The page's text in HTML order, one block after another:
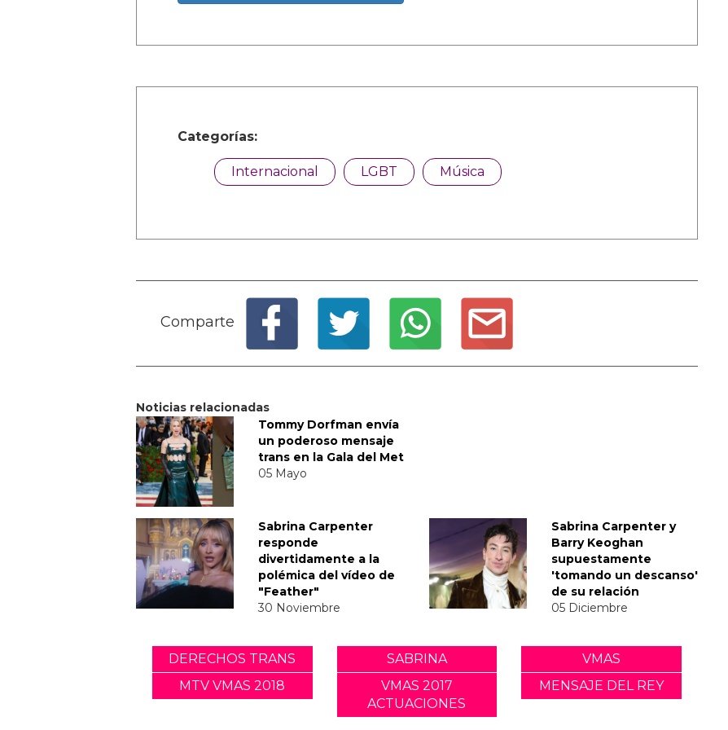
Categorías:
Internacional LGBT Música
Comparte
Noticias relacionadas
Tommy Dorfman envía
un poderoso mensaje
trans en la Gala del Met
05 Mayo
Sabrina Carpenter
responde
divertidamente a la
polémica del vídeo de
"Feather"
30 Noviembre
Sabrina Carpenter y
Barry Keoghan
supuestamente
'tomando un descanso'
de su relación
05 Diciembre
DERECHOS TRANS SABRINA
VMAS
MTV VMAS 2018
VMAS 2017
ACTUACIONES
MENSAJE DEL REY